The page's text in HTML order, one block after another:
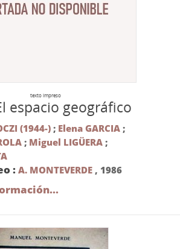
texto impreso
espacio geográfico
(1944-); Elena GARCIA;
; Miguel LIGÜERA;
:A. MONTEVERDE, 1986